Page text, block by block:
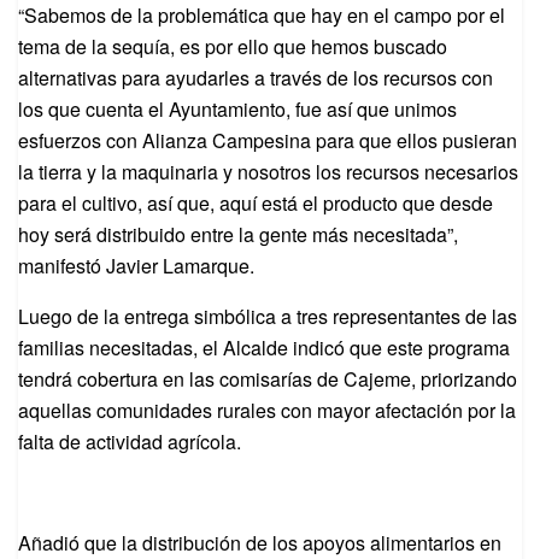
“Sabemos de la problemática que hay en el campo por el
tema de la sequía, es por ello que hemos buscado
alternativas para ayudarles a través de los recursos con
los que cuenta el Ayuntamiento, fue así que unimos
esfuerzos con Alianza Campesina para que ellos pusieran
la tierra y la maquinaria y nosotros los recursos necesarios
para el cultivo, así que, aquí está el producto que desde
hoy será distribuido entre la gente más necesitada”,
manifestó Javier Lamarque.
Luego de la entrega simbólica a tres representantes de las
familias necesitadas, el Alcalde indicó que este programa
tendrá cobertura en las comisarías de Cajeme, priorizando
aquellas comunidades rurales con mayor afectación por la
falta de actividad agrícola.
Añadió que la distribución de los apoyos alimentarios en